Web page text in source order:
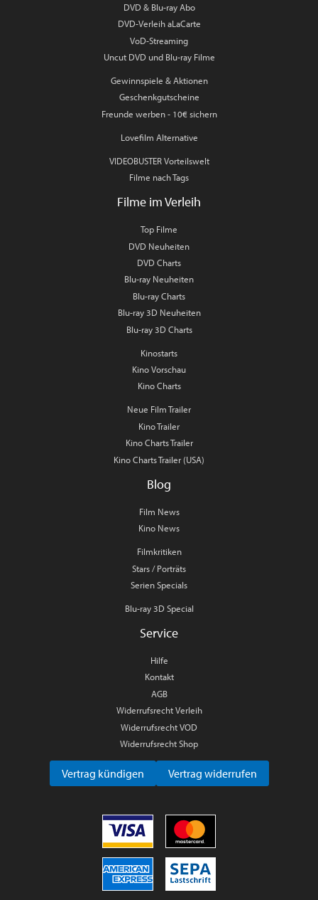
DVD & Blu-ray Abo
DVD-Verleih aLaCarte
VoD-Streaming
Uncut DVD und Blu-ray Filme
Gewinnspiele & Aktionen
Geschenkgutscheine
Freunde werben - 10€ sichern
Lovefilm Alternative
VIDEOBUSTER Vorteilswelt
Filme nach Tags
Filme im Verleih
Top Filme
DVD Neuheiten
DVD Charts
Blu-ray Neuheiten
Blu-ray Charts
Blu-ray 3D Neuheiten
Blu-ray 3D Charts
Kinostarts
Kino Vorschau
Kino Charts
Neue Film Trailer
Kino Trailer
Kino Charts Trailer
Kino Charts Trailer (USA)
Blog
Film News
Kino News
Filmkritiken
Stars / Porträts
Serien Specials
Blu-ray 3D Special
Service
Hilfe
Kontakt
AGB
Widerrufsrecht Verleih
Widerrufsrecht VOD
Widerrufsrecht Shop
Vertrag kündigen Vertrag widerrufen